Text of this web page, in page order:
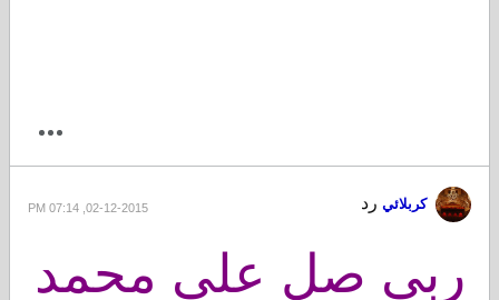
كربلائي رد 02-12-2015, 07:14 PM
ربي صل على محمد